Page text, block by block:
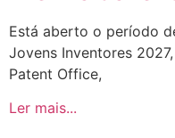
Está aberto o período
Jovens Inventores
Patent Office,
Ler mais...